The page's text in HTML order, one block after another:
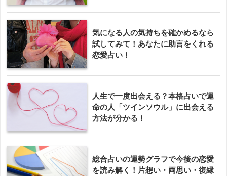
気になる人の気持ちを確かめるなら
試してみて！あなたに助言をくれる
恋愛占い！
人生で一度出会える？本格占いで運
命の人「ツインソウル」に出会える
方法が分かる！
総合占いの運勢グラフで今後の恋愛
を読み解く！片想い・両思い・復縁